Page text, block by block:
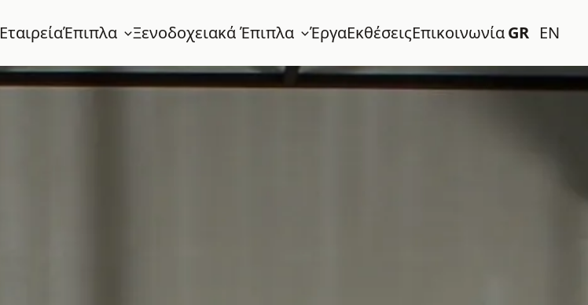
ΕταιρείαΈπιπλα Ξενοδοχειακά Έπιπλα ΈργαΕκθέσειςΕπικοινωνίαGR EN